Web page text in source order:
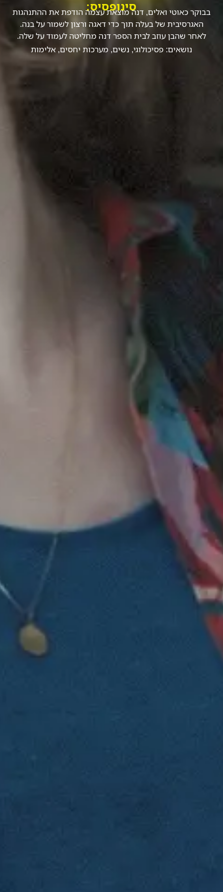
סינופסיס:
בבוקר כאוטי ואלים, דנה מוצאת עצמה הודפת את ההתנהגות
האגרסיבית של בעלה תוך כדי דאגה ורצון לשמור על בנה.
לאחר שהבן עוזב לבית הספר דנה מחליטה לעמוד על שלה.
נושאים: פסיכולוגי, נשים, מערכות יחסים, אלימות